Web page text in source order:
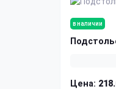
в наличии
Цена: